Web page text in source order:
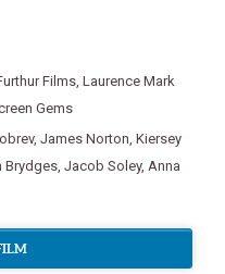
Films, Laurence Mark
Gems
, James Norton, Kiersey
Brydges, Jacob Soley, Anna